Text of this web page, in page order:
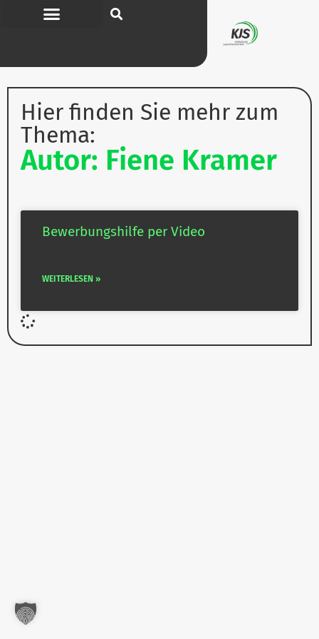
Hier finden Sie mehr zum
Thema:
Autor: Fiene Kramer
Bewer­bungs­hilfe per Video
WEITERLESEN »